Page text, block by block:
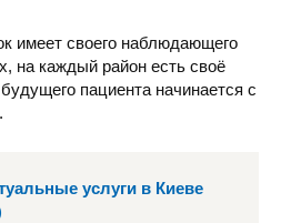
имеет своего наблюдающего
на каждый район есть своё
пациента начинается с
услуги в Киеве